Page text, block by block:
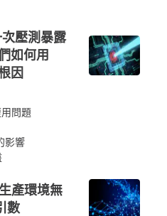
次壓測暴露
如何用
因
問題
影響
產環境無
數